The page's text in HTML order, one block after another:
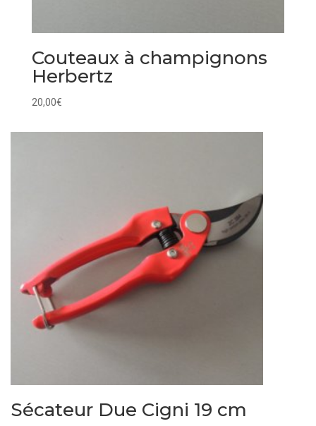
Couteaux à champignons
Herbertz
20,00€
Sécateur Due Cigni 19 cm